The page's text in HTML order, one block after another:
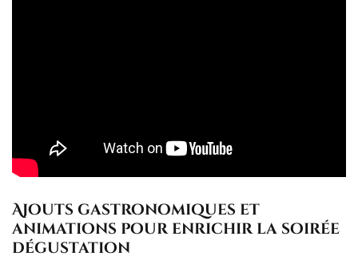
Ajouts gastronomiques et
animations pour enrichir la soirée
dégustation